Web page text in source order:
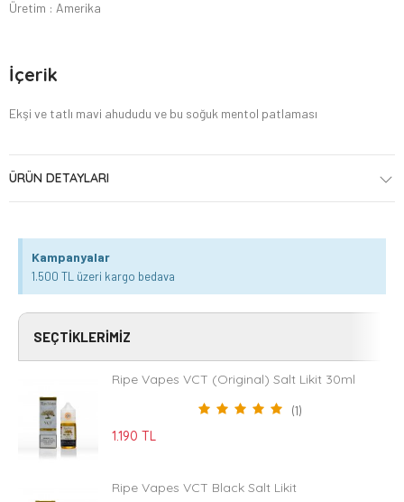
Üretim : Amerika
İçerik
Ekşi ve tatlı mavi ahududu ve bu soğuk mentol patlaması
ÜRÜN DETAYLARI
Kampanyalar
1.500 TL üzeri kargo bedava
SEÇTIKLERIMIZ
Ripe Vapes VCT (Original) Salt Likit 30ml
(1)
1.190 TL
Ripe Vapes VCT Black Salt Likit